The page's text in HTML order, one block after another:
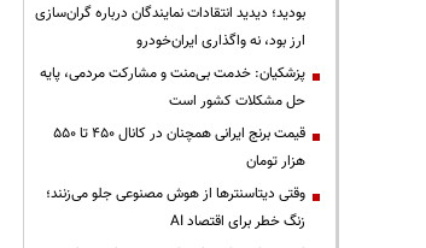
بودید؛ دیدید انتقادات نمایندگان درباره گران‌سازی
ارز بود، نه واگذاری ایران‌خودرو
پزشکیان: خدمت بی‌منت و مشارکت مردمی، پایه
حل مشکلات کشور است
قیمت‌ برنج ایرانی همچنان در کانال ۴۵۰ تا ۵۵۰
هزار تومان
وقتی دیتاسنترها از هوش مصنوعی جلو می‌زنند؛
زنگ خطر برای اقتصاد AI